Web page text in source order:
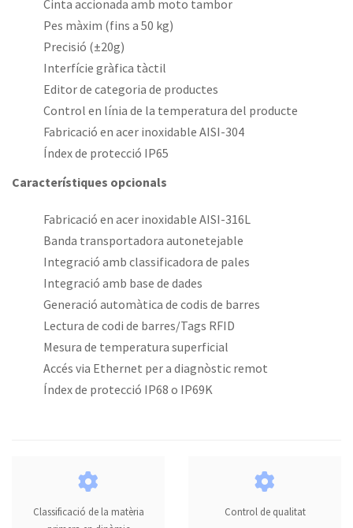
Cinta accionada amb moto tambor
Pes màxim (fins a 50 kg)
Precisió (±20g)
Interfície gràfica tàctil
Editor de categoria de productes
Control en línia de la temperatura del producte
Fabricació en acer inoxidable AISI-304
Índex de protecció IP65
Característiques opcionals
Fabricació en acer inoxidable AISI-316L
Banda transportadora autonetejable
Integració amb classificadora de pales
Integració amb base de dades
Generació automàtica de codis de barres
Lectura de codi de barres/Tags RFID
Mesura de temperatura superficial
Accés via Ethernet per a diagnòstic remot
Índex de protecció IP68 o IP69K
Classificació de la matèria
Control de qualitat